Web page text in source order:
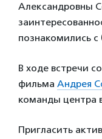
Александровны
познакомились
В ходе встречи
фильма Андрея
команды центра
Пригласить